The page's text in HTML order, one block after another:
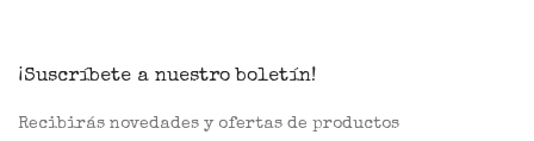
¡Suscríbete a nuestro boletín!
Recibirás novedades y ofertas de productos